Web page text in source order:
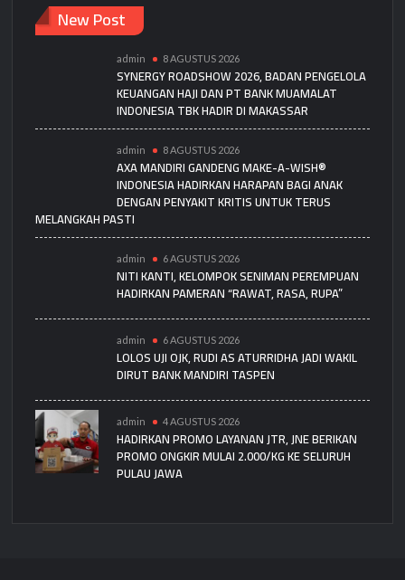
New Post
admin 8 AGUSTUS 2026
SYNERGY ROADSHOW 2026, BADAN PENGELOLA
KEUANGAN HAJI DAN PT BANK MUAMALAT
INDONESIA TBK HADIR DI MAKASSAR
admin 8 AGUSTUS 2026
AXA MANDIRI GANDENG MAKE-A-WISH®
INDONESIA HADIRKAN HARAPAN BAGI ANAK
DENGAN PENYAKIT KRITIS UNTUK TERUS
MELANGKAH PASTI
admin 6 AGUSTUS 2026
NITI KANTI, KELOMPOK SENIMAN PEREMPUAN
HADIRKAN PAMERAN “RAWAT, RASA, RUPA”
admin 6 AGUSTUS 2026
LOLOS UJI OJK, RUDI AS ATURRIDHA JADI WAKIL
DIRUT BANK MANDIRI TASPEN
admin 4 AGUSTUS 2026
HADIRKAN PROMO LAYANAN JTR, JNE BERIKAN
PROMO ONGKIR MULAI 2.000/KG KE SELURUH
PULAU JAWA